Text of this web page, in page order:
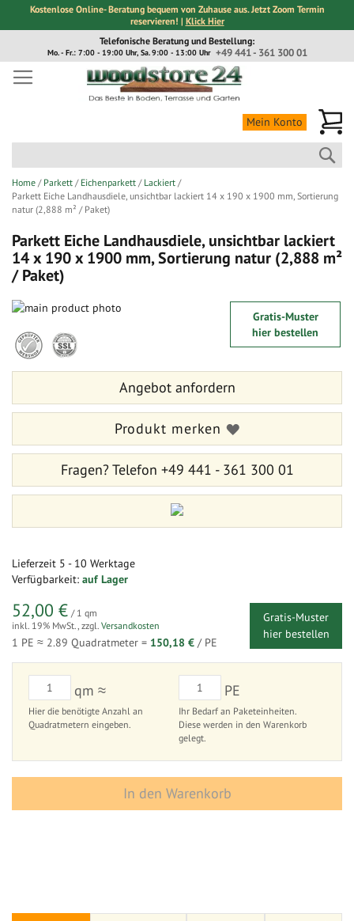
Kostenlose Online- Beratung bequem von Zuhause aus. Jetzt Zoom Termin
reservieren! | Klick Hier
Inhalt
Telefonische Beratung und Bestellung:
+49 441 - 361 300 01
Mo. - Fr.: 7:00 - 19:00 Uhr, Sa. 9:00 - 13:00 Uhr
Mein Konto
Home Parkett Eichenparkett
Lackiert
Parkett Eiche Landhausdiele, unsichtbar lackiert 14 x 190 x 1900 mm, Sortierung
natur (2,888 m² / Paket)
Parkett Eiche Landhausdiele, unsichtbar lackiert
14 x 190 x 1900 mm, Sortierung natur (2,888 m²
/ Paket)
Lieferzeit 5 - 10 Werktage
Verfügbarkeit: auf Lager
52,00 € / 1 qm
inkl. 19% MwSt., zzgl. Versandkosten
1 PE ≈ 2.89 Quadratmeter = 150,18 € / PE
Gratis-Muster
hier bestellen
qm ≈
Hier die benötigte Anzahl an
Quadratmetern eingeben.
PE
Ihr Bedarf an Paketeinheiten.
Diese werden in den Warenkorb
gelegt.
In den Warenkorb
Gratis-Muster
hier bestellen
Zum
der
Bildergalerie
springen
Anfang
der
Bildergalerie
Angebot anfordern
Produkt merken
Fragen?Telefon +49 441 - 361 300 01